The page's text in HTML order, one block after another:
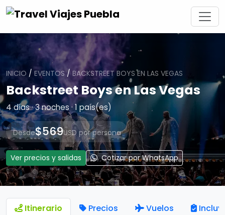
INICIO / EVENTOS / BACKSTREET BOYS EN LAS VEGAS
Backstreet Boys en Las Vegas
4 días · 3 noches · 1 país(es)
Desde$569USD por persona
Ver precios y salidas Cotizar por WhatsApp
Itinerario Precios Vuelos